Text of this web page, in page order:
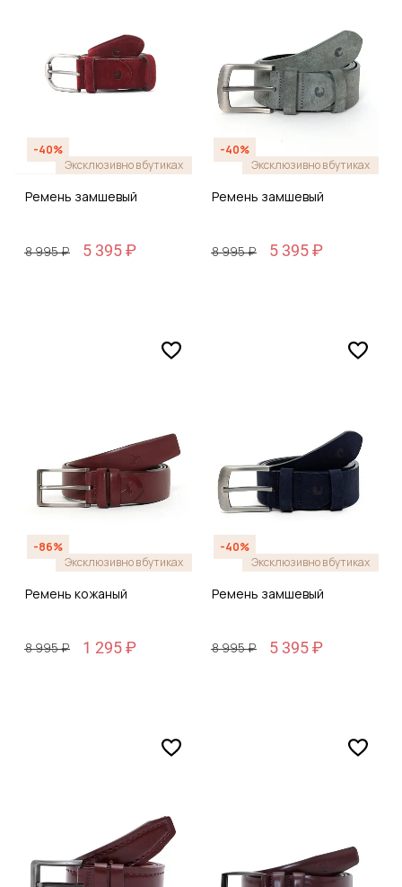
-40%
Эксклюзивно в бутиках
Ремень замшевый
8 995 ₽ 5 395 ₽
-40%
Эксклюзивно в бутиках
Ремень замшевый
8 995 ₽ 5 395 ₽
-86%
Эксклюзивно в бутиках
Ремень кожаный
8 995 ₽ 1 295 ₽
-40%
Эксклюзивно в бутиках
Ремень замшевый
8 995 ₽ 5 395 ₽